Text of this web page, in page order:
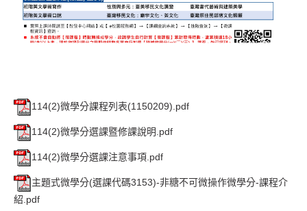
114(2)微學分課程列表(1150209).pdf
114(2)微學分選課暨修課說明.pdf
114(2)微學分選課注意事項.pdf
主題式微學分(選課代碼3153)-非糖不可微操作微學分-課程介
紹.pdf